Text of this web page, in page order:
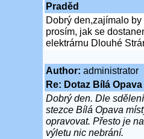
Praděd
Dobrý den,zajímalo
prosím, jak se
elektrárnu Dlouhé
Author: administrator
Re: Dotaz Bílá Opava
Dobrý den. Dle
stezce Bílá Opava
opravovat. Přesto je
výletu nic nebrání.